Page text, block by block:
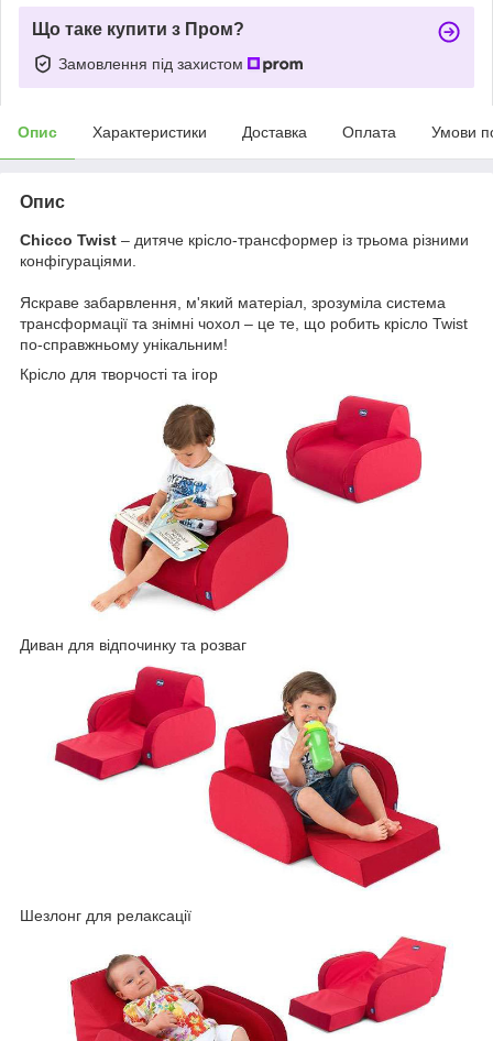
Що таке купити з Пром?
Замовлення під захистом
Опис Характеристики Доставка Оплата Умови
Опис
Chicco Twist – дитяче крісло-трансформер із трьома різними
конфігураціями.
Яскраве забарвлення, м'який матеріал, зрозуміла система
трансформації та знімні чохол – це те, що робить крісло Twist
по-справжньому унікальним!
Крісло для творчості та ігор
Диван для відпочинку та розваг
Шезлонг для релаксації